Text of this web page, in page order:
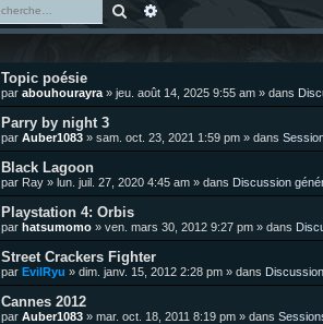
Rechercher
Recherche avancée
Topic poésie
par abouhourayra » jeu. août 14, 2025 9:55 am » dans
Parry by night 3
par Auber1083 » sam. oct. 23, 2021 1:59 pm » dans
Black Lagoon
par Ray » lun. juil. 27, 2020 4:45 am » dans Discussion
Playstation 4: Orbis
par hatsumomo » ven. mars 30, 2012 9:27 pm » dans
Street Crackers Fighter
par EvilRyu » dim. janv. 15, 2012 2:28 pm » dans
Cannes 2012
par Auber1083 » mar. oct. 18, 2011 8:19 pm » dans